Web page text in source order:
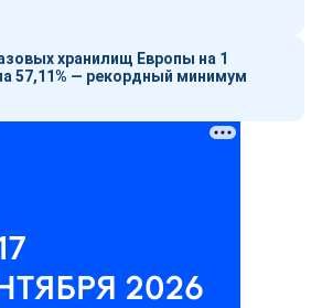
хранилищ Европы на 1
57,11% — рекордный минимум